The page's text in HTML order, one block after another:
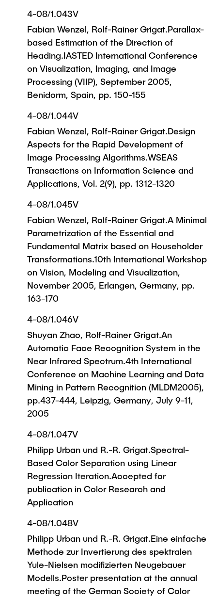
4-08/1.043V
Fabian Wenzel, Rolf-Rainer Grigat.Parallax-
based Estimation of the Direction of
Heading.IASTED International Conference
on Visualization, Imaging, and Image
Processing (VIIP), September 2005,
Benidorm, Spain, pp. 150-155
4-08/1.044V
Fabian Wenzel, Rolf-Rainer Grigat.Design
Aspects for the Rapid Development of
Image Processing Algorithms.WSEAS
Transactions on Information Science and
Applications, Vol. 2(9), pp. 1312-1320
4-08/1.045V
Fabian Wenzel, Rolf-Rainer Grigat.A Minimal
Parametrization of the Essential and
Fundamental Matrix based on Householder
Transformations.10th International Workshop
on Vision, Modeling and Visualization,
November 2005, Erlangen, Germany, pp.
163-170
4-08/1.046V
Shuyan Zhao, Rolf-Rainer Grigat.An
Automatic Face Recognition System in the
Near Infrared Spectrum.4th International
Conference on Machine Learning and Data
Mining in Pattern Recognition (MLDM2005),
pp.437-444, Leipzig, Germany, July 9-11,
2005
4-08/1.047V
Philipp Urban und R.-R. Grigat.Spectral-
Based Color Separation using Linear
Regression Iteration.Accepted for
publication in Color Research and
Application
4-08/1.048V
Philipp Urban und R.-R. Grigat.Eine einfache
Methode zur Invertierung des spektralen
Yule-Nielsen modifizierten Neugebauer
Modells.Poster presentation at the annual
meeting of the German Society of Color